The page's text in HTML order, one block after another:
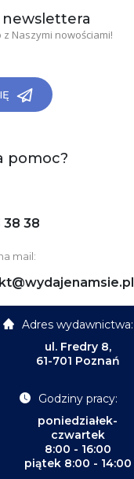
newslettera
z Naszymi nowościami!
pomoc?
38 38
mail:
Adres wydawnictwa:
ul. Fredry 8,
61-701 Poznań
Godziny pracy:
poniedziałek-
czwartek
8:00 - 16:00
piątek 8:00 - 14:00